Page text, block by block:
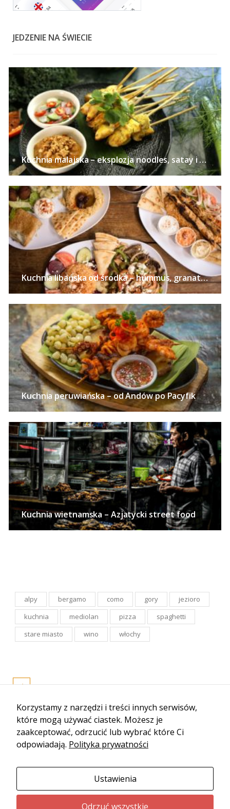
JEDZENIE NA ŚWIECIE
Kuchnia malajska – eksplozja noodles, satay i curry
Kuchnia libańska od środka – hummus, granaty, zatar i kardamon
Kuchnia peruwiańska – od Andów po Pacyfik
Kuchnia wietnamska – Azjatycki street food
alpy bergamo como gory
jezioro
kuchnia
mediolan pizza
spaghetti
stare miasto
wino włochy
Korzystamy z narzędzi i treści innych serwisów,
które mogą używać ciastek. Możesz je
zaakceptować, odrzucić lub wybrać które Ci
odpowiadają. Polityka prywatności
Ustawienia
Odrzuć wszystkie